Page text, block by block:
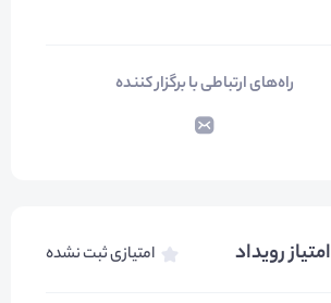
راه‌های ارتباطی با برگزار کننده
امتیاز رویداد امتیازی ثبت نشده